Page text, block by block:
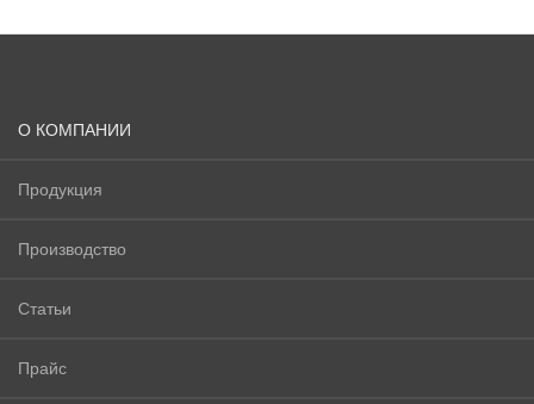
О КОМПАНИИ
Продукция
Производство
Статьи
Прайс